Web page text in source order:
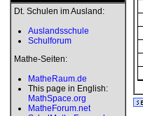
Dt. Schulen im Ausland:
Auslandsschule
Schulforum
Mathe-Seiten:
MatheRaum.de
This page in English:
MathSpace.org
MatheForum.net